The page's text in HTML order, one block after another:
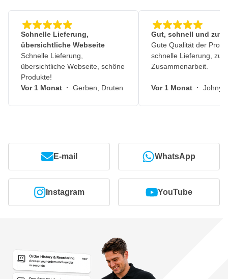
Schnelle Lieferung,
übersichtliche Webseite
Schnelle Lieferung,
übersichtliche Webseite, schöne
Produkte!
Vor 1 Monat · Gerben, Druten
Gut, schnell und
Gute Qualität der
schnelle Lieferung,
Zusammenarbeit.
Vor 1 Monat · Johny,
E-mail WhatsApp
Instagram YouTube